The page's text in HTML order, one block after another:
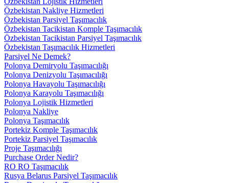
Özbekistan Nakliye Hizmetleri
Özbekistan Parsiyel Taşımacılık
Özbekistan Tacikistan Komple Taşımacılık
Özbekistan Tacikistan Parsiyel Taşımacılık
Özbekistan Taşımacılık Hizmetleri
Parsiyel Ne Demek?
Polonya Demiryolu Taşımacılığı
Polonya Denizyolu Taşımacılığı
Polonya Havayolu Taşımacılığı
Polonya Karayolu Taşımacılığı
Polonya Lojistik Hizmetleri
Polonya Nakliye
Polonya Taşımacılık
Portekiz Komple Taşımacılık
Portekiz Parsiyel Taşımacılık
Proje Taşımacılığı
Purchase Order Nedir?
RO RO Taşımacılık
Rusya Belarus Parsiyel Taşımacılık